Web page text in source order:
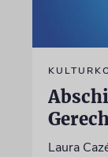
Laura